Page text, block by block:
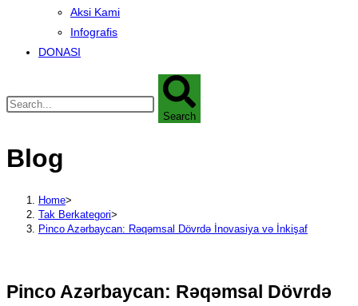
Aksi Kami
Infografis
DONASI
Search
Blog
Home>
Tak Berkategori>
Pinco Azərbaycan: Rəqəmsal Dövrdə İnovasiya və İnkişaf
Pinco Azərbaycan: Rəqəmsal Dövrdə